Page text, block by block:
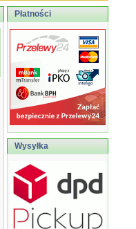
Płatności
Wysyłka